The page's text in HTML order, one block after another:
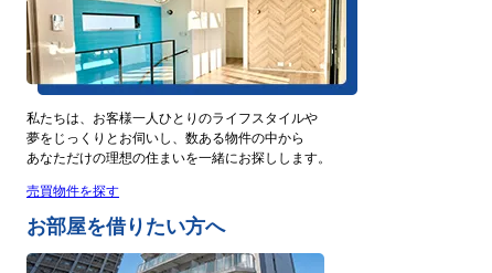
私たちは、お客様一人ひとりのライフスタイルや
夢をじっくりとお伺いし、数ある物件の中から
あなただけの理想の住まいを一緒にお探しします。
売買物件を探す
お部屋を借りたい方へ